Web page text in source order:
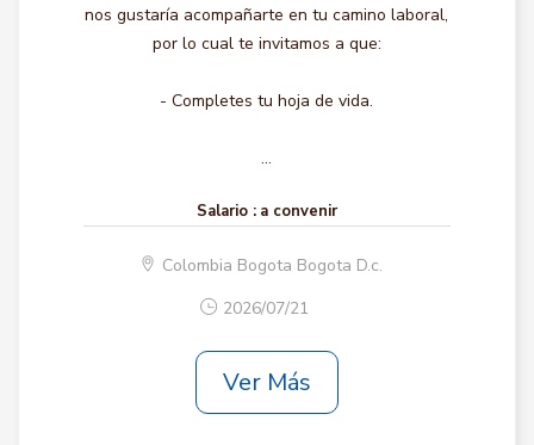
nos gustaría acompañarte en tu camino laboral,
por lo cual te invitamos a que:
- Completes tu hoja de vida.
...
Salario : a convenir
Colombia Bogota Bogota D.c.
2026/07/21
Ver Más